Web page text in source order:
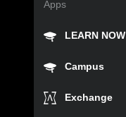
Apps
LEARN NOW
Campus
Exchange